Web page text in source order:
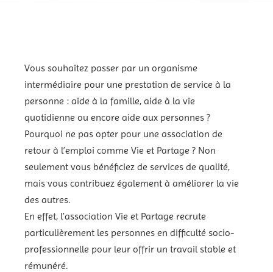
Vous souhaitez passer par un organisme
intermédiaire pour une prestation de service à la
personne : aide à la famille, aide à la vie
quotidienne ou encore aide aux personnes ?
Pourquoi ne pas opter pour une association de
retour à l’emploi comme Vie et Partage ? Non
seulement vous bénéficiez de services de qualité,
mais vous contribuez également à améliorer la vie
des autres.
En effet, l’association Vie et Partage recrute
particulièrement les personnes en difficulté socio-
professionnelle pour leur offrir un travail stable et
rémunéré.